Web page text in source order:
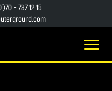
- 737 12 15